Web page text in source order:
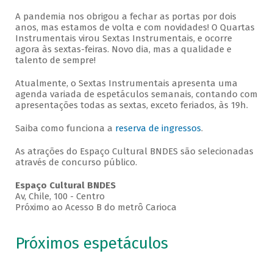
A pandemia nos obrigou a fechar as portas por dois
anos, mas estamos de volta e com novidades! O Quartas
Instrumentais virou Sextas Instrumentais, e ocorre
agora às sextas-feiras. Novo dia, mas a qualidade e
talento de sempre!
Atualmente, o Sextas Instrumentais apresenta uma
agenda variada de espetáculos semanais, contando com
apresentações todas as sextas, exceto feriados, às 19h.
Saiba como funciona a reserva de ingressos.
As atrações do Espaço Cultural BNDES são selecionadas
através de concurso público.
Espaço Cultural BNDES
Av, Chile, 100 - Centro
Próximo ao Acesso B do metrô Carioca
Próximos espetáculos